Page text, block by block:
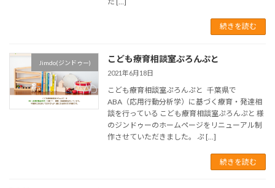
続きを読む
Jimdo(ジンドゥー) こども療育相談室ぷろんぷと
2021年6月18日
こども療育相談室ぷろんぷと 千葉県で
ABA（応用行動分析学）に基づく療育・発達相
談を行っている こども療育相談室ぷろんぷと 様
のジンドゥーのホームページをリニューアル制
作させていただきました。 ぷ […]
続きを読む